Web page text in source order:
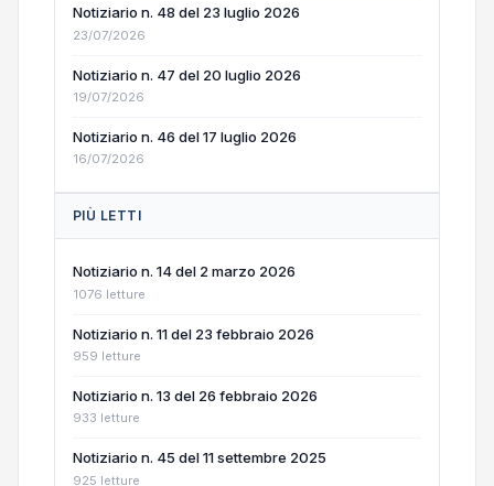
Notiziario n. 48 del 23 luglio 2026
23/07/2026
Notiziario n. 47 del 20 luglio 2026
19/07/2026
Notiziario n. 46 del 17 luglio 2026
16/07/2026
PIÙ LETTI
Notiziario n. 14 del 2 marzo 2026
1076 letture
Notiziario n. 11 del 23 febbraio 2026
959 letture
Notiziario n. 13 del 26 febbraio 2026
933 letture
Notiziario n. 45 del 11 settembre 2025
925 letture